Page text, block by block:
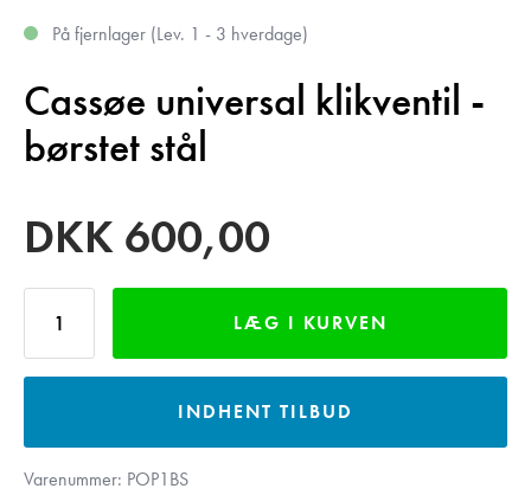
På fjernlager (Lev. 1 - 3 hverdage)
Cassøe universal klikventil -
børstet stål
DKK 600,00
LÆG I KURVEN
INDHENT TILBUD
Varenummer: POP1BS